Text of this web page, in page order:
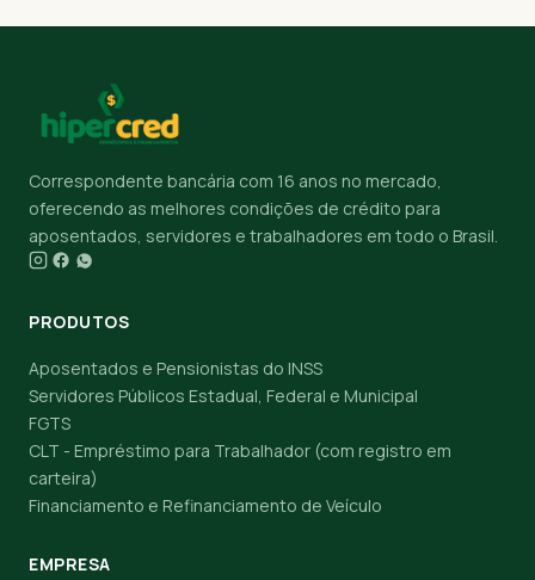
Correspondente bancária com 16 anos no mercado,
oferecendo as melhores condições de crédito para
aposentados, servidores e trabalhadores em todo o Brasil.
PRODUTOS
Aposentados e Pensionistas do INSS
Servidores Públicos Estadual, Federal e Municipal
FGTS
CLT - Empréstimo para Trabalhador (com registro em
carteira)
Financiamento e Refinanciamento de Veículo
EMPRESA